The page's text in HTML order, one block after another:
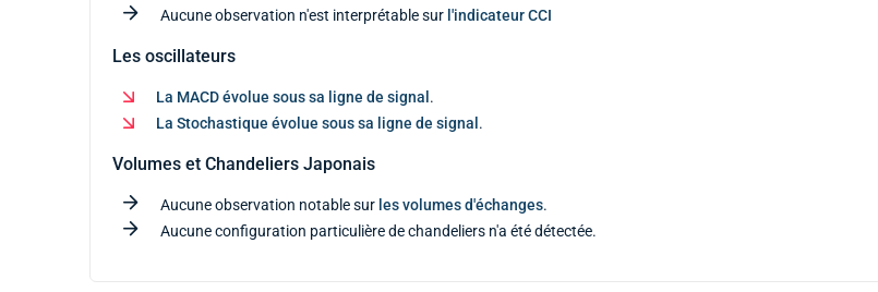
Aucune observation n'est interprétable sur l'indicateur CCI
Les oscillateurs
La MACD évolue sous sa ligne de signal .
La Stochastique évolue sous sa ligne de signal .
Volumes et Chandeliers Japonais
Aucune observation notable sur les volumes d'échanges.
Aucune configuration particulière de chandeliers n'a été détectée.